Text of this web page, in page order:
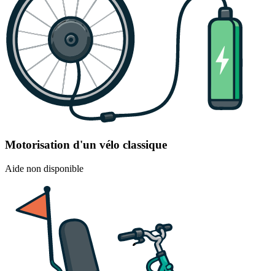
Motorisation d'un vélo classique
Aide non disponible